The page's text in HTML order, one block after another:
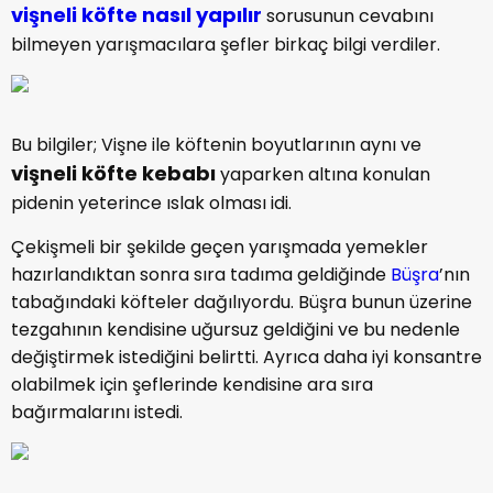
vişneli köfte nasıl yapılır sorusunun cevabını
bilmeyen yarışmacılara şefler birkaç bilgi verdiler.
Bu bilgiler; Vişne ile köftenin boyutlarının aynı ve
vişneli köfte kebabıyaparken altına konulan
pidenin yeterince ıslak olması idi.
Çekişmeli bir şekilde geçen yarışmada yemekler
hazırlandıktan sonra sıra tadıma geldiğinde Büşra’nın
tabağındaki köfteler dağılıyordu. Büşra bunun üzerine
tezgahının kendisine uğursuz geldiğini ve bu nedenle
değiştirmek istediğini belirtti. Ayrıca daha iyi konsantre
olabilmek için şeflerinde kendisine ara sıra
bağırmalarını istedi.